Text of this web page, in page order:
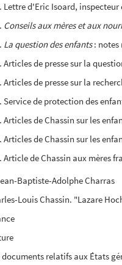
Lettre d'Eric Isoard,
Conseils aux mères et aux
La question des enfants: notes
Articles de presse sur la
Articles de presse sur la
Service de protection des
Articles de Chassin sur les
Articles de Chassin sur les
Article de Chassin aux mères
Baptiste-Adolphe Charras
Louis Chassin. "Lazare
documents relatifs aux États